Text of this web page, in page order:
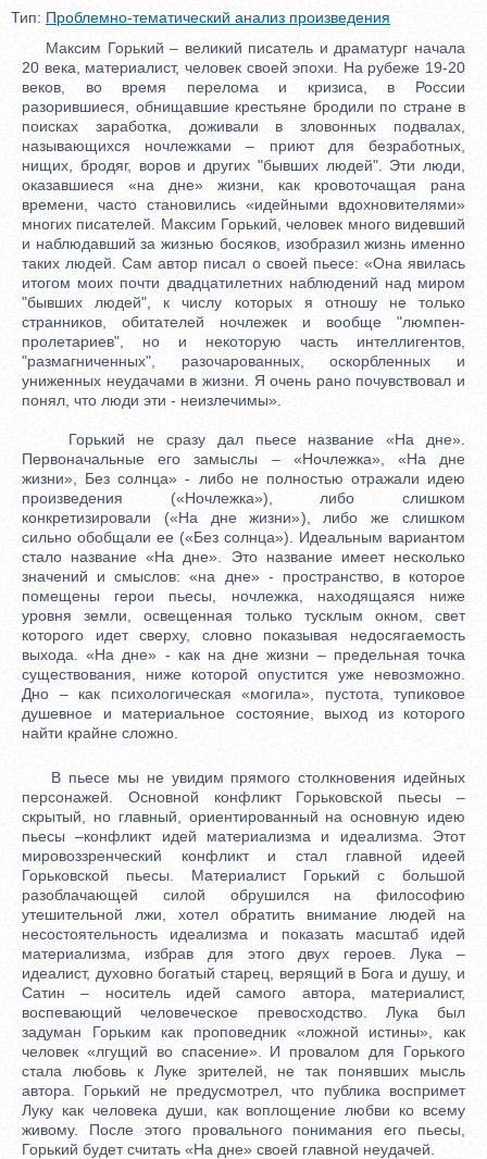
Тип: Проблемно-тематический анализ произведения
Максим Горький – великий писатель и драматург начала
20 века, материалист, человек своей эпохи. На рубеже 19-20
веков, во время перелома и кризиса, в России
разорившиеся, обнищавшие крестьяне бродили по стране в
поисках заработка, доживали в зловонных подвалах,
называющихся ночлежками – приют для безработных,
нищих, бродяг, воров и других "бывших людей". Эти люди,
оказавшиеся «на дне» жизни, как кровоточащая рана
времени, часто становились «идейными вдохновителями»
многих писателей. Максим Горький, человек много видевший
и наблюдавший за жизнью босяков, изобразил жизнь именно
таких людей. Сам автор писал о своей пьесе: «Она явилась
итогом моих почти двадцатилетних наблюдений над миром
"бывших людей", к числу которых я отношу не только
странников, обитателей ночлежек и вообще "люмпен-
пролетариев", но и некоторую часть интеллигентов,
"размагниченных", разочарованных, оскорбленных и
униженных неудачами в жизни. Я очень рано почувствовал и
понял, что люди эти - неизлечимы».
Горький не сразу дал пьесе название «На дне».
Первоначальные его замыслы – «Ночлежка», «На дне
жизни», Без солнца» - либо не полностью отражали идею
произведения («Ночлежка»), либо слишком
конкретизировали («На дне жизни»), либо же слишком
сильно обобщали ее («Без солнца»). Идеальным вариантом
стало название «На дне». Это название имеет несколько
значений и смыслов: «на дне» - пространство, в которое
помещены герои пьесы, ночлежка, находящаяся ниже
уровня земли, освещенная только тусклым окном, свет
которого идет сверху, словно показывая недосягаемость
выхода. «На дне» - как на дне жизни – предельная точка
существования, ниже которой опустится уже невозможно.
Дно – как психологическая «могила», пустота, тупиковое
душевное и материальное состояние, выход из которого
найти крайне сложно.
В пьесе мы не увидим прямого столкновения идейных
персонажей. Основной конфликт Горьковской пьесы –
скрытый, но главный, ориентированный на основную идею
пьесы –конфликт идей материализма и идеализма. Этот
мировоззренческий конфликт и стал главной идеей
Горьковской пьесы. Материалист Горький с большой
разоблачающей силой обрушился на философию
утешительной лжи, хотел обратить внимание людей на
несостоятельность идеализма и показать масштаб идей
материализма, избрав для этого двух героев. Лука –
идеалист, духовно богатый старец, верящий в Бога и душу, и
Сатин – носитель идей самого автора, материалист,
воспевающий человеческое превосходство. Лука был
задуман Горьким как проповедник «ложной истины», как
человек «лгущий во спасение». И провалом для Горького
стала любовь к Луке зрителей, не так понявших мысль
автора. Горький не предусмотрел, что публика воспримет
Луку как человека души, как воплощение любви ко всему
живому. После этого провального понимания его пьесы,
Горький будет считать «На дне» своей главной неудачей.